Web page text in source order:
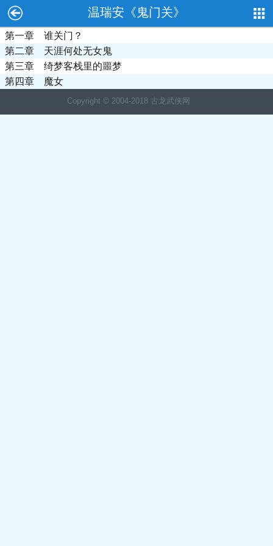
温瑞安《鬼门关》
第一章 谁关门？
第二章 天涯何处无女鬼
第三章 绮梦客栈里的噩梦
第四章 魔女
Copyright © 2004-2018 古龙武侠网